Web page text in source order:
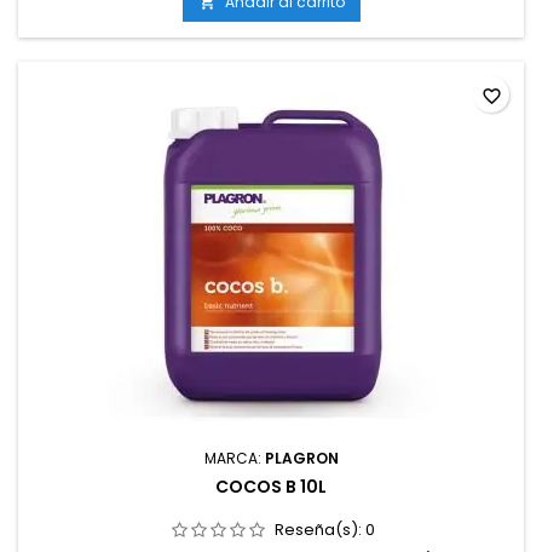
foliar para corrección rápida de carencias (dosis reducida).
MARCA: PLAGRON
COCOS B 10L
Reseña(s): 0
favorite_border